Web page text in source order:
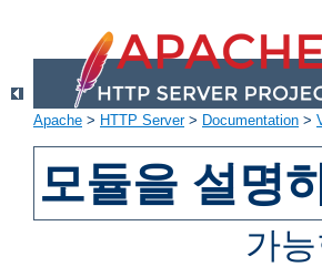
Apache > HTTP Server> Documentation >
모듈을 설명
가